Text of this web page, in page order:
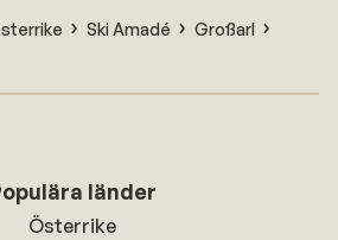
Ski Amadé
Großarl
länder
Österrike